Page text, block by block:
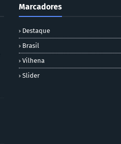
Marcadores
Destaque
Brasil
Vilhena
Slider